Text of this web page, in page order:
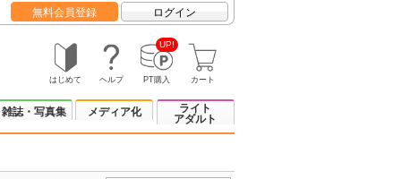
無料会員登録 ログイン
はじめて ヘルプ
UP!
PT購入 カート
雑誌・写真集 メディア化
ライト
アダルト